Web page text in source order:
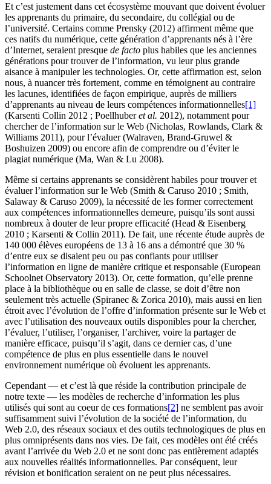
Et c’est justement dans cet écosystème mouvant que doivent évoluer
les apprenants du primaire, du secondaire, du collégial ou de
l’université. Certains comme Prensky (2012) affirment même que
ces natifs du numérique, cette génération d’apprenants nés à l’ère
d’Internet, seraient presque de facto plus habiles que les anciennes
générations pour trouver de l’information, vu leur plus grande
aisance à manipuler les technologies. Or, cette affirmation est, selon
nous, à nuancer très fortement, comme en témoignent au contraire
les lacunes, identifiées de façon empirique, auprès de milliers
d’apprenants au niveau de leurs compétences informationnelles[1]
(Karsenti Collin 2012 ; Poellhuberet al. 2012), notamment pour
chercher de l’information sur le Web (Nicholas, Rowlands, Clark &
Williams 2011), pour l’évaluer (Walraven, Brand-Gruwel &
Boshuizen 2009) ou encore afin de comprendre ou d’éviter le
plagiat numérique (Ma, Wan & Lu 2008).
Même si certains apprenants se considèrent habiles pour trouver et
évaluer l’information sur le Web (Smith & Caruso 2010 ; Smith,
Salaway & Caruso 2009), la nécessité de les former correctement
aux compétences informationnelles demeure, puisqu’ils sont aussi
nombreux à douter de leur propre efficacité (Head & Eisenberg
2010 ; Karsenti & Collin 2011). De fait, une récente étude auprès de
140 000 élèves européens de 13 à 16 ans a démontré que 30 %
d’entre eux se disaient peu ou pas confiants pour utiliser
l’information en ligne de manière critique et responsable (European
Schoolnet Observatory 2013). Or, cette formation, qu’elle prenne
place à la bibliothèque ou en salle de classe, se doit d’être non
seulement très actuelle (Spiranec & Zorica 2010), mais aussi en lien
étroit avec l’évolution de l’offre d’information présente sur le Web et
avec l’utilisation des nouveaux outils disponibles pour la chercher,
l’évaluer, l’utiliser, l’organiser, l’archiver, voire la partager de
manière efficace, puisqu’il s’agit, dans ce dernier cas, d’une
compétence de plus en plus essentielle dans le nouvel
environnement numérique où évoluent les apprenants.
Cependant — et c’est là que réside la contribution principale de
notre texte — les modèles de recherche d’information les plus
utilisés qui sont au coeur de ces formations[2] ne semblent pas avoir
suffisamment suivi l’évolution de la société de l’information, du
Web 2.0, des réseaux sociaux et des outils technologiques de plus en
plus omniprésents dans nos vies. De fait, ces modèles ont été créés
avant l’arrivée du Web 2.0 et ne sont donc pas entièrement adaptés
aux nouvelles réalités informationnelles. Par conséquent, leur
révision et bonification seraient on ne peut plus nécessaires.